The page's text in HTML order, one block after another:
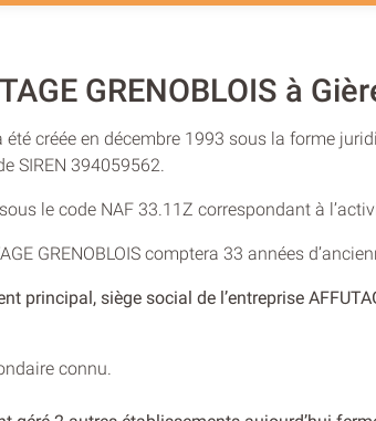
GRENOBLOIS à
a été créée en décembre 1993 sous la forme
SIREN 394059562.
le code NAF 33.11Z correspondant à
GRENOBLOIS comptera 33 années
principal, siège social de l’entreprise
connu.